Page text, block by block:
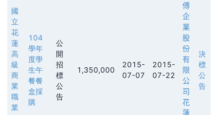
國
立
花
蓮
高
級
商
業
職
業
104
學年
度學
生午
餐餐
盒採
購
公
開
招
標
公
告
1,350,000
2015-
07-07
2015-
07-22
傅
企
業
股
份
有
限
公
司
花
蓮
決
標
公
告